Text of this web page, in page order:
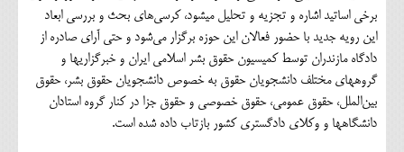
برخی اساتید اشاره و تجزیه و تحلیل می‎شود، کرسی‌های بحث و بررسی ابعاد
این رویه جدید با حضور فعالان این حوزه برگزار می‌شود و حتی آرای صادره از
دادگاه مازندران توسط کمیسیون حقوق بشر اسلامی ایران و خبرگزاری‎ها و
گروه‎های مختلف دانشجویان حقوق به خصوص دانشجویان حقوق بشر، حقوق
بین‌الملل، حقوق عمومی، حقوق خصوصی و حقوق جزا در کنار گروه استادان
دانشگاه‎ها و وکلای دادگستری کشور بازتاب داده شده است.